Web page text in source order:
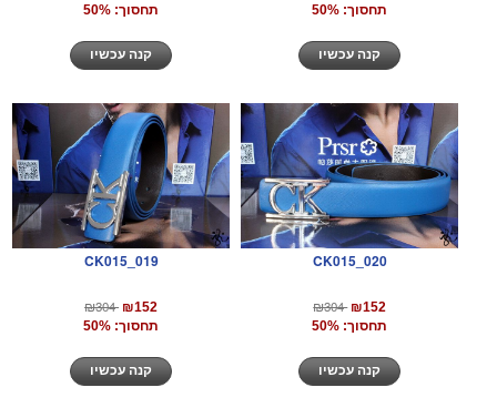
תחסוך: 50%
תחסוך: 50%
CK015_019
₪304 ₪152
תחסוך: 50%
CK015_020
₪304 ₪152
תחסוך: 50%